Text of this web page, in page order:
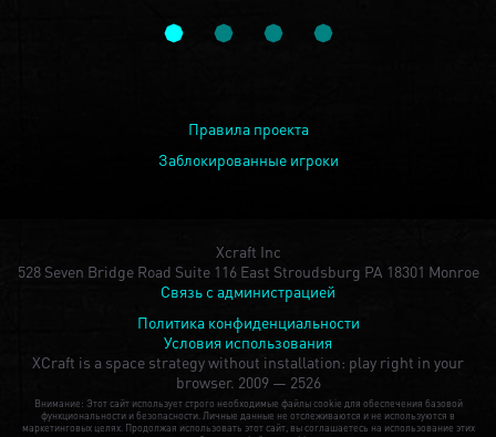
Правила проекта
Заблокированные игроки
Xcraft Inc
528 Seven Bridge Road Suite 116 East Stroudsburg PA 18301 Monroe
Связь с администрацией
Политика конфиденциальности
Условия использования
XCraft is a space strategy without installation: play right in your
browser. 2009 — 2526
Внимание: Этот сайт использует строго необходимые файлы cookie для обеспечения базовой
функциональности и безопасности. Личные данные не отслеживаются и не используются в
маркетинговых целях. Продолжая использовать этот сайт, вы соглашаетесь на использование этих